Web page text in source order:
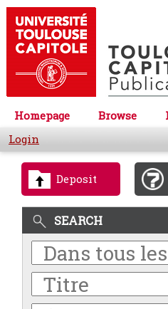
Homepage Browse
Login
Deposit
SEARCH